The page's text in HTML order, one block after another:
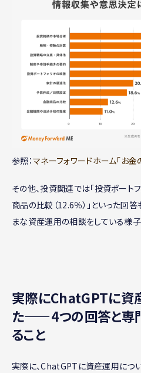
参照：マネーフォワードホーム「お
その他、投資関連では「投資ポート
商品の比較（12.6％）」といった回
まな資産運用の相談をしている様子
実際にChatGPTに資
た——4つの回答と専
ること
実際に、ChatGPTに資産運用につ